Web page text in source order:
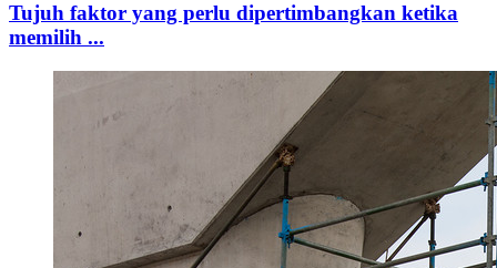
Tujuh faktor yang perlu dipertimbangkan ketika
memilih ...